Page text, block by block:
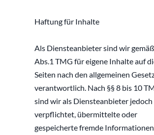
Haftung für Inhalte
Als Diensteanbieter sind wir
Abs.1 TMG für eigene Inhalte auf
Seiten nach den allgemeinen
verantwortlich. Nach §§ 8 bis 10
sind wir als Diensteanbieter
verpflichtet, übermittelte oder
gespeicherte fremde